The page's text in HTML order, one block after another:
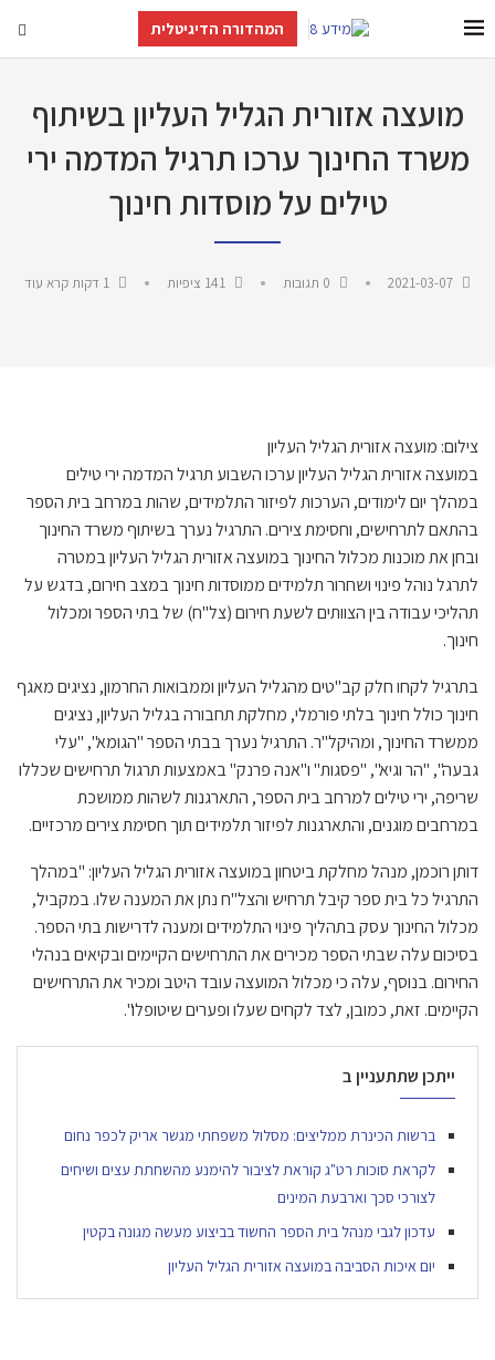
המהדורה הדיגיטלית
מועצה אזורית הגליל העליון בשיתוף
משרד החינוך ערכו תרגיל המדמה ירי
טילים על מוסדות חינוך
2021-03-07
141 ציפיות
צילום: מועצה אזורית הגליל העליון
במועצה אזורית הגליל העליון ערכו השבוע תרגיל המדמה ירי טילים
במהלך יום לימודים, הערכות לפיזור התלמידים, שהות במרחב בית הספר
בהתאם לתרחישים, וחסימת צירים. התרגיל נערך בשיתוף משרד החינוך
ובחן את מוכנות מכלול החינוך במועצה אזורית הגליל העליון במטרה
לתרגל נוהל פינוי ושחרור תלמידים ממוסדות חינוך במצב חירום, בדגש על
תהליכי עבודה בין הצוותים לשעת חירום (צל"ח) של בתי הספר ומכלול
חינוך.
בתרגיל לקחו חלק קב"טים מהגליל העליון וממבואות החרמון, נציגים מאגף
חינוך כולל חינוך בלתי פורמלי, מחלקת תחבורה בגליל העליון, נציגים
ממשרד החינוך, ומהיקל"ר. התרגיל נערך בבתי הספר "הגומא", "עלי
גבעה", "הר וגיא", "פסגות" ו"אנה פרנק" באמצעות תרגול תרחישים שכללו
שריפה, ירי טילים למרחב בית הספר, התארגנות לשהות ממושכת
במרחבים מוגנים, והתארגנות לפיזור תלמידים תוך חסימת צירים מרכזיים.
דותן רוכמן, מנהל מחלקת ביטחון במועצה אזורית הגליל העליון: "במהלך
התרגיל כל בית ספר קיבל תרחיש והצל"ח נתן את המענה שלו. במקביל,
מכלול החינוך עסק בתהליך פינוי התלמידים ומענה לדרישות בתי הספר.
בסיכום עלה שבתי הספר מכירים את התרחישים הקיימים ובקיאים בנהלי
החירום. בנוסף, עלה כי מכלול המועצה עובד היטב ומכיר את התרחישים
הקיימים. זאת, כמובן, לצד לקחים שעלו ופערים שיטופלו".
ייתכן שתתעניין ב
ברשות הכינרת ממליצים: מסלול משפחתי מגשר אריק לכפר נחום
לקראת סוכות רט"ג קוראת לציבור להימנע מהשחתת עצים ושיחים
לצורכי סכך וארבעת המינים
עדכון לגבי מנהל בית הספר החשוד בביצוע מעשה מגונה בקטין
יום איכות הסביבה במועצה אזורית הגליל העליון